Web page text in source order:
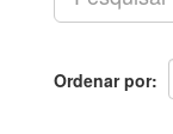
Ordenar por